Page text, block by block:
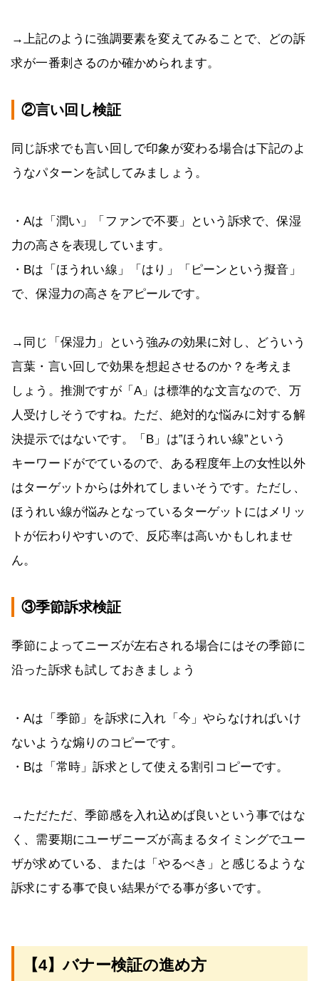
→上記のように強調要素を変えてみることで、どの訴
求が一番刺さるのか確かめられます。
②言い回し検証
同じ訴求でも言い回しで印象が変わる場合は下記のよ
うなパターンを試してみましょう。
・Aは「潤い」「ファンで不要」という訴求で、保湿
力の高さを表現しています。
・Bは「ほうれい線」「はり」「ピーンという擬音」
で、保湿力の高さをアピールです。
→同じ「保湿力」という強みの効果に対し、どういう
言葉・言い回しで効果を想起させるのか？を考えま
しょう。推測ですが「A」は標準的な文言なので、万
人受けしそうですね。ただ、絶対的な悩みに対する解
決提示ではないです。「B」は”ほうれい線”という
キーワードがでているので、ある程度年上の女性以外
はターゲットからは外れてしまいそうです。ただし、
ほうれい線が悩みとなっているターゲットにはメリッ
トが伝わりやすいので、反応率は高いかもしれませ
ん。
③季節訴求検証
季節によってニーズが左右される場合にはその季節に
沿った訴求も試しておきましょう
・Aは「季節」を訴求に入れ「今」やらなければいけ
ないような煽りのコピーです。
・Bは「常時」訴求として使える割引コピーです。
→ただただ、季節感を入れ込めば良いという事ではな
く、需要期にユーザニーズが高まるタイミングでユー
ザが求めている、または「やるべき」と感じるような
訴求にする事で良い結果がでる事が多いです。
【4】バナー検証の進め方